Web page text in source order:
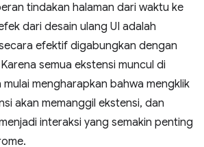
tindakan halaman dari waktu ke
dari desain ulang UI adalah
efektif digabungkan dengan
semua ekstensi muncul di
mengharapkan bahwa mengklik
akan memanggil ekstensi, dan
interaksi yang semakin penting